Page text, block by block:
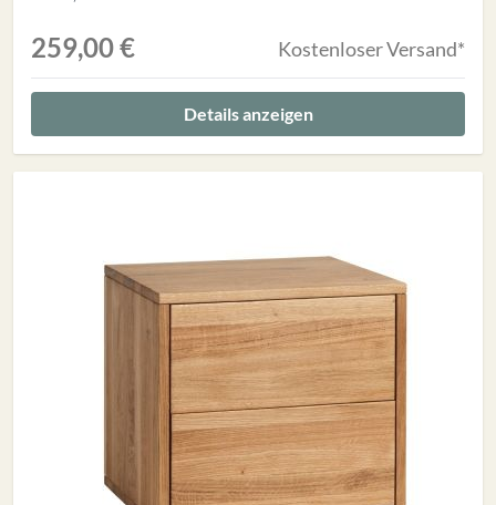
259,00 € Kostenloser Versand*
Details anzeigen